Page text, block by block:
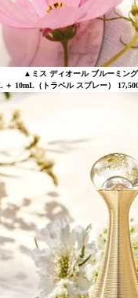
▲ミス ディオール ブルーミン
＋ 10mL（トラベル スプレー）